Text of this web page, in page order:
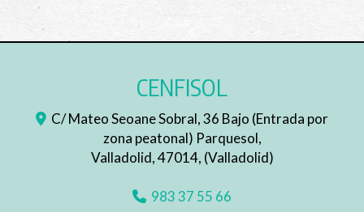
CENFISOL
C/ Mateo Seoane Sobral, 36 Bajo (Entrada por
zona peatonal) Parquesol,
Valladolid,47014, (Valladolid)
983 37 55 66